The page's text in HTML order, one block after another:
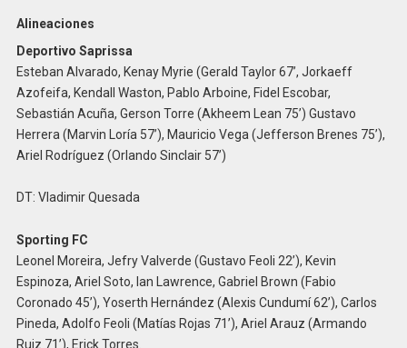
Alineaciones
Deportivo Saprissa
Esteban Alvarado, Kenay Myrie (Gerald Taylor 67’, Jorkaeff
Azofeifa, Kendall Waston, Pablo Arboine, Fidel Escobar,
Sebastián Acuña, Gerson Torre (Akheem Lean 75’) Gustavo
Herrera (Marvin Loría 57’), Mauricio Vega (Jefferson Brenes 75’),
Ariel Rodríguez (Orlando Sinclair 57’)
DT: Vladimir Quesada
Sporting FC
Leonel Moreira, Jefry Valverde (Gustavo Feoli 22’), Kevin
Espinoza, Ariel Soto, Ian Lawrence, Gabriel Brown (Fabio
Coronado 45’), Yoserth Hernández (Alexis Cundumí 62’), Carlos
Pineda, Adolfo Feoli (Matías Rojas 71’), Ariel Arauz (Armando
Ruiz 71’), Erick Torres.